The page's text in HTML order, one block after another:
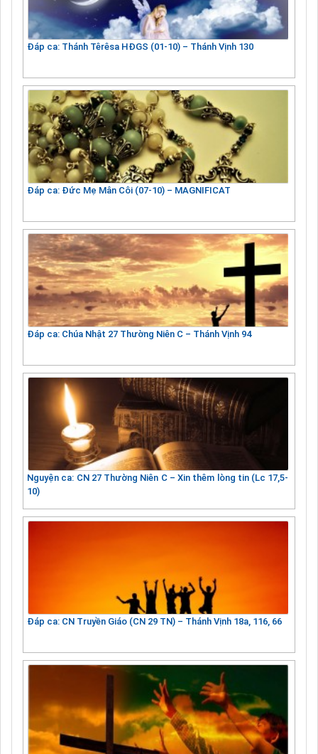
Đáp ca: Thánh Têrêsa HĐGS (01-10) – Thánh Vịnh 130
Đáp ca: Đức Mẹ Mân Côi (07-10) – MAGNIFICAT
Đáp ca: Chúa Nhật 27 Thường Niên C – Thánh Vịnh 94
Nguyện ca: CN 27 Thường Niên C – Xin thêm lòng tin (Lc 17,5-
10)
Đáp ca: CN Truyền Giáo (CN 29 TN) – Thánh Vịnh 18a, 116, 66